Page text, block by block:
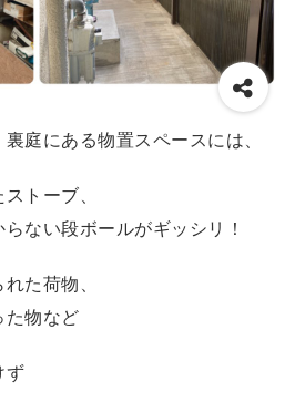
庭にある物置スペースには、
トーブ、
ない段ボールがギッシリ！
た荷物、
物など
ず